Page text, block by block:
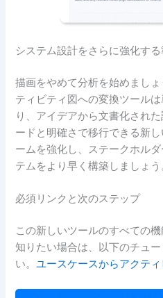
システム設計をさらに強化す
描画をやめて分析を始めまし
ティビティ図への変換ツール
り、アイデアから文書化され
ードと明確さで移行できる新
ームを強化し、ステークホル
テムをより早く構築しましょう
必須リンクと次のステップ
この新しいツールのすべての
知りたい場合は、以下のチュ
い。ユースケースからアクテ